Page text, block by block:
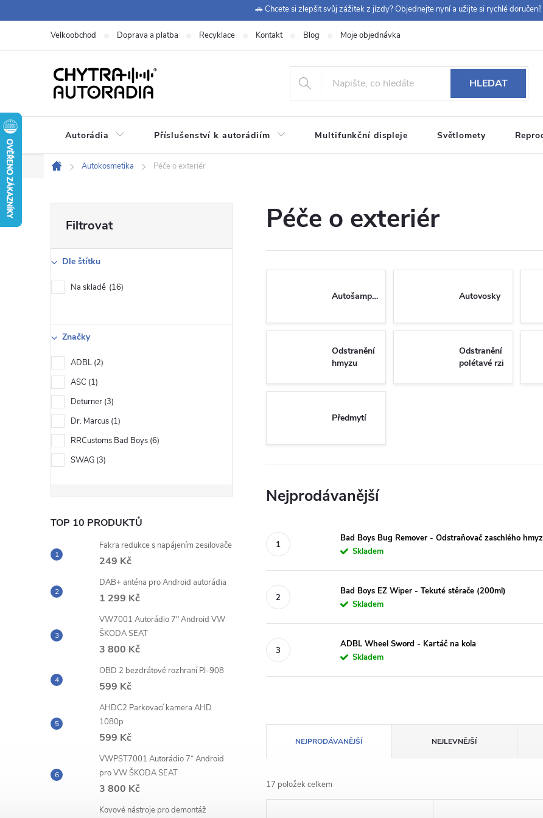
na
🚗 Chcete si zlepšit svůj zážitek z jízdy? Objednejte nyní a užijte si rychlé
Velkoobchod Doprava a platba Recyklace Kontakt Blog Moje objednávka
HLEDAT
Autorádia Příslušenství k autorádiím Multifunkční displeje Světlomety
Domů
Autokosmetika Péče o exteriér
o
s
r
a
n
n
í
p
a
n
e
Dle štítku
Na skladě 16
Značky
ADBL 2
ASC 1
Deturner 3
Dr. Marcus 1
RRCustoms Bad Boys 6
SWAG 3
TOP 10 PRODUKTŮ
Fakra redukce s napájením zesilovače
249 Kč
DAB+ anténa pro Android autorádia
1 299 Kč
VW7001 Autorádio 7" Android VW
ŠKODA SEAT
3 800 Kč
OBD 2 bezdrátové rozhraní PJ-908
599 Kč
AHDC2 Parkovací kamera AHD
1080p
599 Kč
VWPST7001 Autorádio 7“ Android
pro VW ŠKODA SEAT
3 800 Kč
Kovové nástroje pro demontáž
Péče o exteriér
Autošampóny Autovosky
Odstranění
hmyzu
Odstranění
polétavé rzi
Předmytí
Nejprodávanější
Bad Boys Bug Remover - Odstraňovač zaschlého
Skladem
Bad Boys EZ Wiper - Tekuté stěrače (200ml)
Skladem
ADBL Wheel Sword - Kartáč na kola
Skladem
a
z
NEJPRODÁVANĚJŠÍ NEJLEVNĚJŠÍ
17 položek celkem